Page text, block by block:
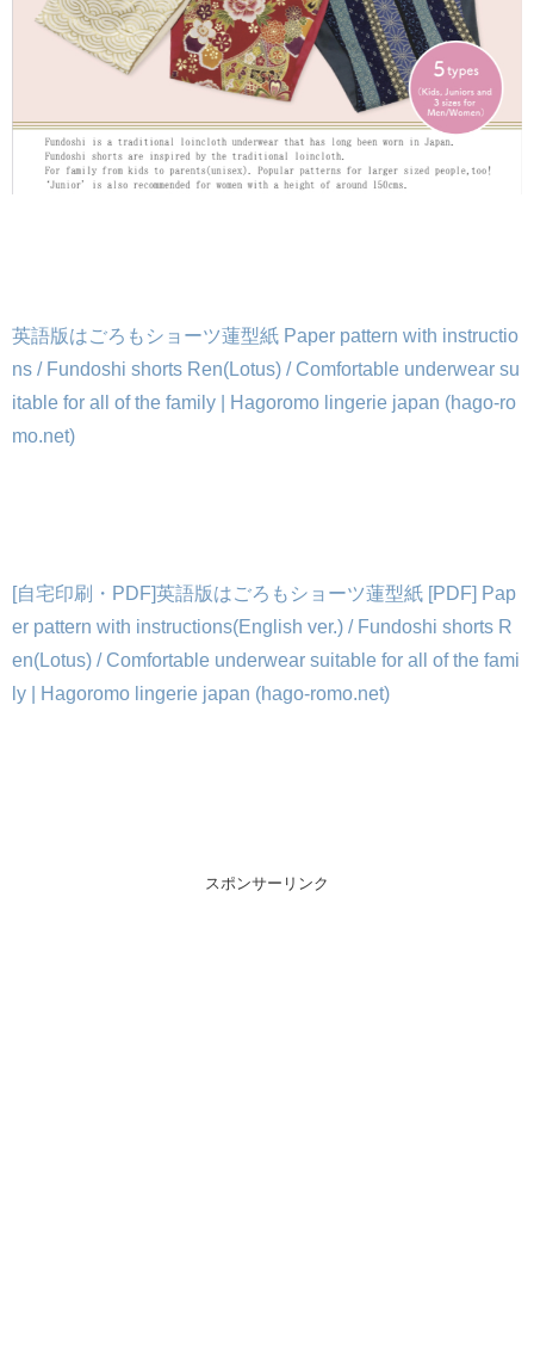
英語版はごろもショーツ蓮型紙 Paper pattern with instructio
ns / Fundoshi shorts Ren(Lotus) / Comfortable underwear su
itable for all of the family | Hagoromo lingerie japan (hago-ro
mo.net)
[自宅印刷・PDF]英語版はごろもショーツ蓮型紙 [PDF] Pap
er pattern with instructions(English ver.) / Fundoshi shorts R
en(Lotus) / Comfortable underwear suitable for all of the fami
ly | Hagoromo lingerie japan (hago-romo.net)
スポンサーリンク